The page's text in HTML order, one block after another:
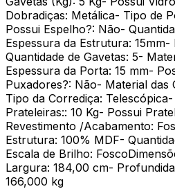
Dobradiças: Metálica- Tipo de
Possui Espelho?: Não-
Espessura da Estrutura: 15mm-
Quantidade de Gavetas: 5-
Espessura da Porta: 15 mm-
Puxadores?: Não- Material das
Tipo da Corrediça:
Prateleiras:: 10 Kg- Possui
Revestimento /Acabamento:
Estrutura: 100% MDF-
Escala de Brilho:
Largura: 184,00 cm-
166,000 kg